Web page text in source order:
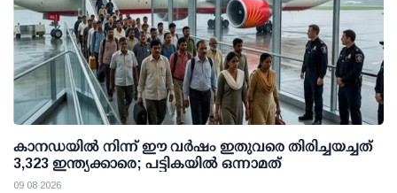
കാനഡയിൽ നിന്ന് ഈ വർഷം ഇതുവരെ തിരിച്ചയച്ചത്
3,323 ഇന്ത്യക്കാരെ; പട്ടികയിൽ ഒന്നാമത്
09 08 2026